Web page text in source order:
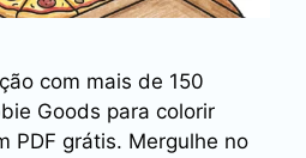
com mais de 150
Goods para colorir
PDF grátis. Mergulhe no